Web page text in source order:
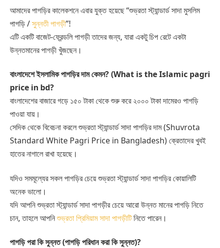
আমাদের পাগড়ির কালেকশনে এবার যুক্ত হয়েছে “শুভ্রতা স্ট্যান্ডার্ড সাদা মুসলিম
পাগড়ি /সুন্নতী পাগড়ী”!
এটি একটি বাজেট-ফ্রেন্ডলি পাগড়ী তাদের জন্য, যারা একটু চিপ রেটে একটা
উন্নতমানের পাগড়ী খুঁজছেন।
বাংলাদেশে ইসলামিক পাগড়ির দাম কেমন? (What is the Islamic pagri
price in bd?
বাংলাদেশের বাজারে গড়ে ১৫০ টাকা থেকে শুরু করে ২০০০ টাকা দামেরও পাগড়ি
পাওয়া যায়।
সেদিক থেকে বিবেচনা করলে শুভ্রতা স্ট্যান্ডার্ড সাদা পাগড়ির দাম (Shuvrota
Standard White Pagri Price in Bangladesh) ক্রেতাদের খুবই
হাতের নাগালে রাখা হয়েছে।
যদিও সমমূল্যের সকল পাগড়ির চেয়ে শুভ্রতা স্ট্যান্ডার্ড সাদা পাগড়ির কোয়ালিটি
অনেক ভালো।
যদি আপনি শুভ্রতা স্ট্যান্ডার্ড সাদা পাগড়ীর চেয়ে আরো উন্নত মানের পাগড়ি নিতে
চান, তাহলে আপনিশুভ্রতা প্রিমিয়াম সাদা পাগড়ীটিনিতে পারেন।
পাগড়ি পরা কি সুন্নত (পাগড়ি পরিধান করা কি সুন্নত)?